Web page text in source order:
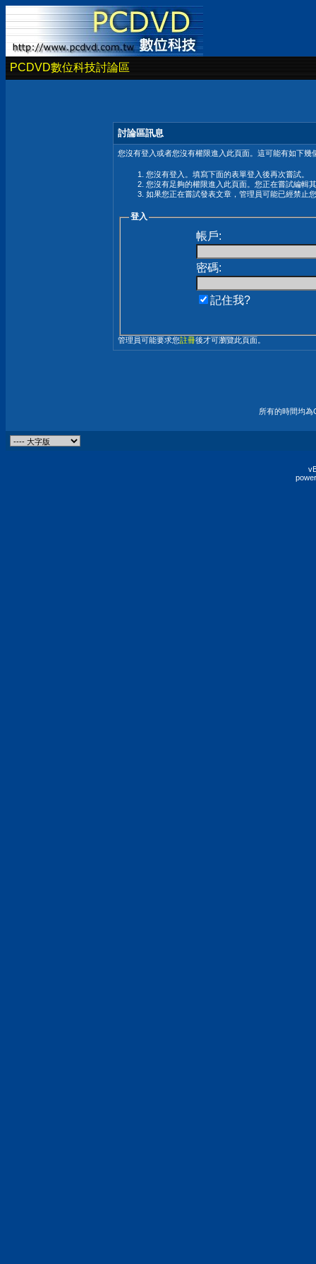
PCDVD數位科技討論區
討論區訊息
您沒有登入或者您沒有權限進入此頁面。這可能有如下幾
您沒有登入。填寫下面的表單登入後再次嘗試。
您沒有足夠的權限進入此頁面。您正在嘗試編輯
如果您正在嘗試發表文章，管理員可能已經禁止
登入
帳戶:
密碼:
記住我?
管理員可能要求您註冊後才可瀏覽此頁面。
所有的時間均為